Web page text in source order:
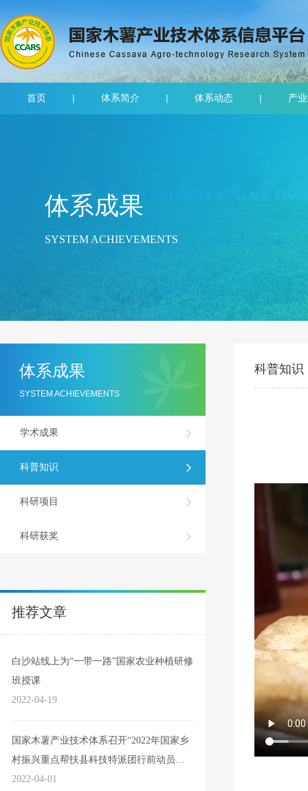
首页 体系简介 体系动态 产
体系成果
SYSTEM ACHIEVEMENTS
体系成果
SYSTEM ACHIEVEMENTS
学术成果
科普知识
科研项目
科研获奖
推荐文章
白沙站线上为“一带一路”国家农业种植研修
班授课
2022-04-19
国家木薯产业技术体系召开“2022年国家乡
村振兴重点帮扶县科技特派团行前动员部
署视频会”
2022-04-01
科普知识